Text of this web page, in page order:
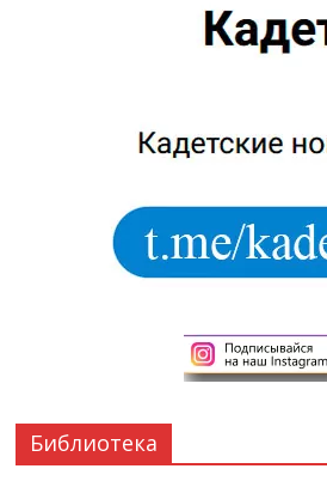
Библиотека